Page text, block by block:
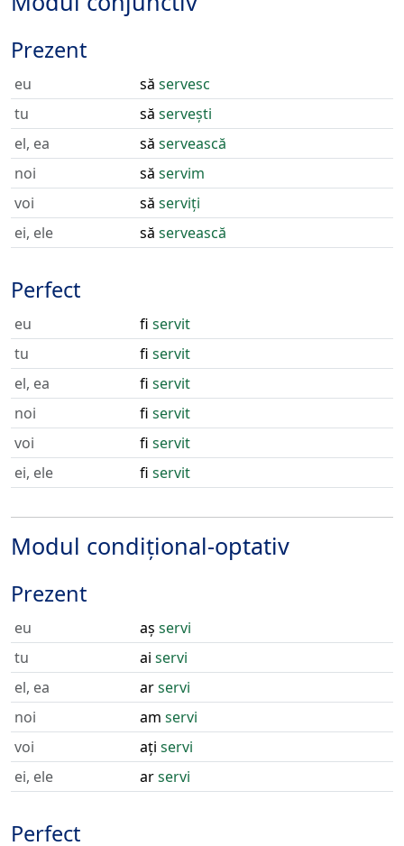
Prezent
eu să servesc
tu
să servești
el, ea
să servească
noi
să servim
voi
să serviți
ei, ele
să servească
Perfect
eu fi servit
tu
fi servit
el, ea
fi servit
noi
fi servit
voi
fi servit
ei, ele
fi servit
Modul condițional-optativ
Prezent
eu aș servi
tu
ai servi
el, ea
arservi
noi
am servi
voi
ați servi
ei, ele
arservi
Perfect